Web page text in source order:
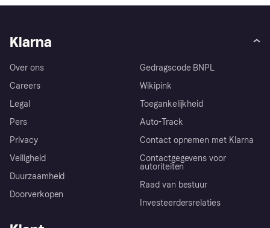
Klarna
Over ons
Careers
Legal
Pers
Privacy
Veiligheid
Duurzaamheid
Doorverkopen
Gedragscode BNPL
Wikipink
Toegankelijkheid
Auto-Track
Contact opnemen met Klarna
Contactgegevens voor
autoriteiten
Raad van bestuur
Investeerdersrelaties